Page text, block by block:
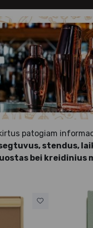
patogiam
stendus,
bei kreidinius